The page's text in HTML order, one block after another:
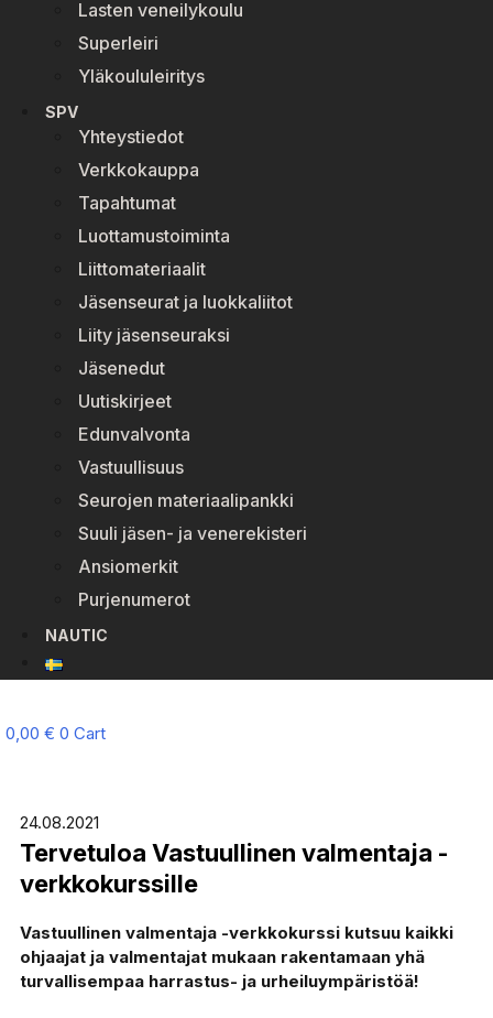
Lasten veneilykoulu
Superleiri
Yläkoululeiritys
SPV
Yhteystiedot
Verkkokauppa
Tapahtumat
Luottamustoiminta
Liittomateriaalit
Jäsenseurat ja luokkaliitot
Liity jäsenseuraksi
Jäsenedut
Uutiskirjeet
Edunvalvonta
Vastuullisuus
Seurojen materiaalipankki
Suuli jäsen- ja venerekisteri
Ansiomerkit
Purjenumerot
NAUTIC
0,00 € 0 Cart
24.08.2021
Tervetuloa Vastuullinen valmentaja -
verkkokurssille
Vastuullinen valmentaja -verkkokurssi kutsuu kaikki
ohjaajat ja valmentajat mukaan rakentamaan yhä
turvallisempaa harrastus- ja urheiluympäristöä!